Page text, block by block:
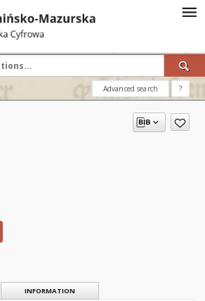
Advanced search ?
INFORMATION